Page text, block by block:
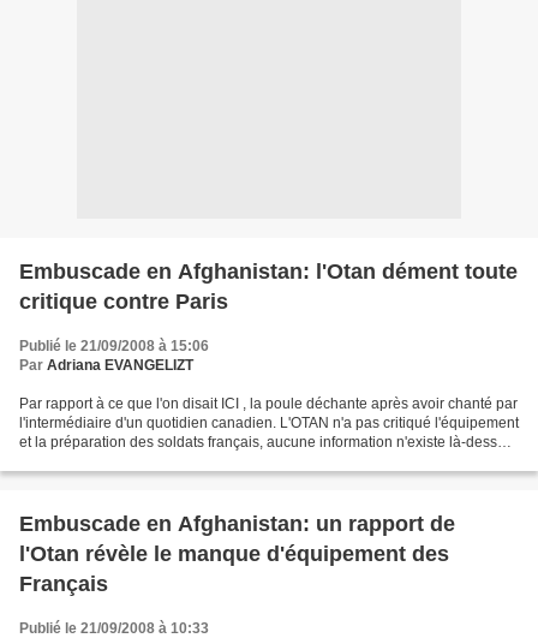
Embuscade en Afghanistan: l'Otan dément toute
critique contre Paris
Publié le 21/09/2008 à 15:06
Par Adriana EVANGELIZT
Par rapport à ce que l'on disait ICI , la poule déchante après avoir chanté par
l'intermédiaire d'un quotidien canadien. L'OTAN n'a pas critiqué l'équipement
et la préparation des soldats français, aucune information n'existe là-dessus
Embuscade en Afghanistan: un rapport de
l'Otan révèle le manque d'équipement des
Français
Publié le 21/09/2008 à 10:33